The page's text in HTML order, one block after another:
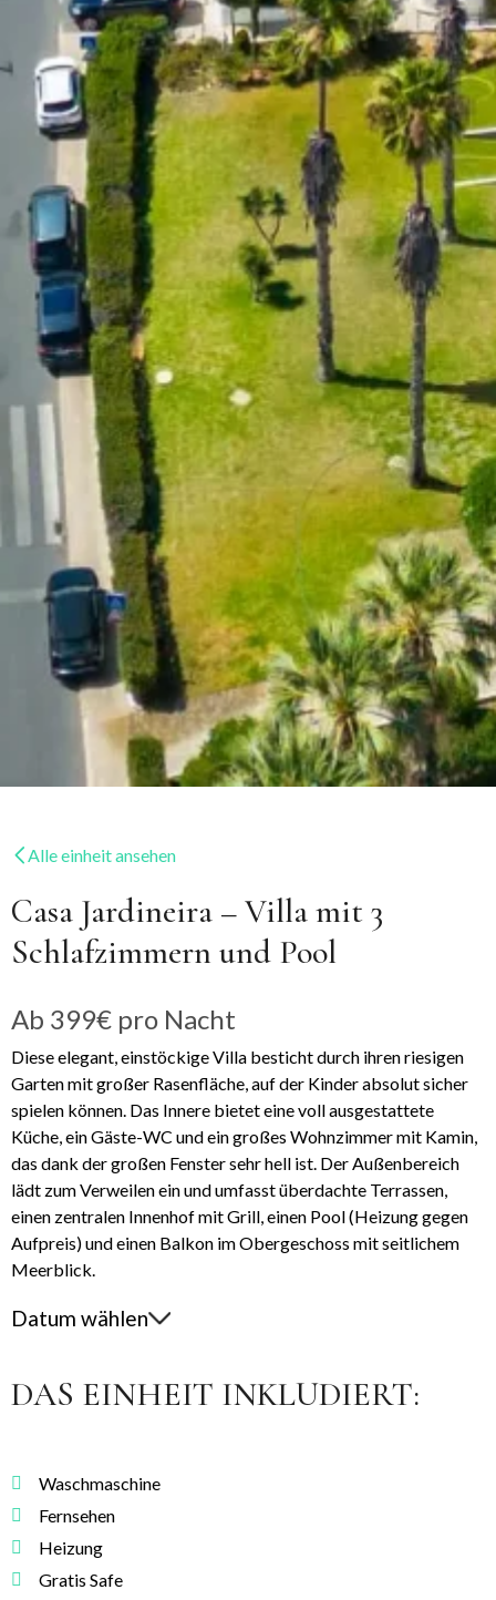
Alle einheit ansehen
Casa Jardineira – Villa mit 3
Schlafzimmern und Pool
Ab 399€ pro Nacht
Diese elegant, einstöckige Villa besticht durch ihren riesigen
Garten mit großer Rasenfläche, auf der Kinder absolut sicher
spielen können. Das Innere bietet eine voll ausgestattete
Küche, ein Gäste-WC und ein großes Wohnzimmer mit Kamin,
das dank der großen Fenster sehr hell ist. Der Außenbereich
lädt zum Verweilen ein und umfasst überdachte Terrassen,
einen zentralen Innenhof mit Grill, einen Pool (Heizung gegen
Aufpreis) und einen Balkon im Obergeschoss mit seitlichem
Meerblick.
Datum wählen
DAS EINHEIT INKLUDIERT:
Waschmaschine
Fernsehen
Heizung
Gratis Safe